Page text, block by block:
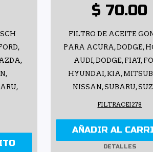
$ 70.00
FILTRO DE ACEITE
PARA ACURA, DODGE,
AUDI, DODGE, FIAT,
HYUNDAI, KIA,
NISSAN, SUBARU,
FILTRACEI278
AÑADIR AL
DETALLES